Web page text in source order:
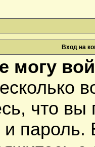
Вход на
могу
что
и